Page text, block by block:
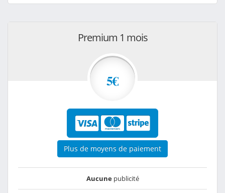
Premium 1 mois
5€
Plus de moyens de paiement
Aucunepublicité